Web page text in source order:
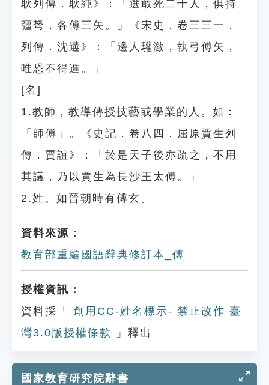
耿列傳．耿純》：「選敢死二千人，俱持
彊弩，各傅三矢。」《宋史．卷三三一．
列傳．沈遘》：「邊人驩激，執弓傅矢，
唯恐不得進。」
[名]
1.教師，教導傳授技藝或學業的人。如：
「師傅」。《史記．卷八四．屈原賈生列
傳．賈誼》：「於是天子後亦疏之，不用
其議，乃以賈生為長沙王太傅。」
2.姓。如晉朝時有傅玄。
資料來源：
教育部重編國語辭典修訂本_傅
授權資訊：
資料採「
創用CC-姓名標示- 禁止改作 臺
灣3.0版授權條款
」釋出
國家教育研究院辭書